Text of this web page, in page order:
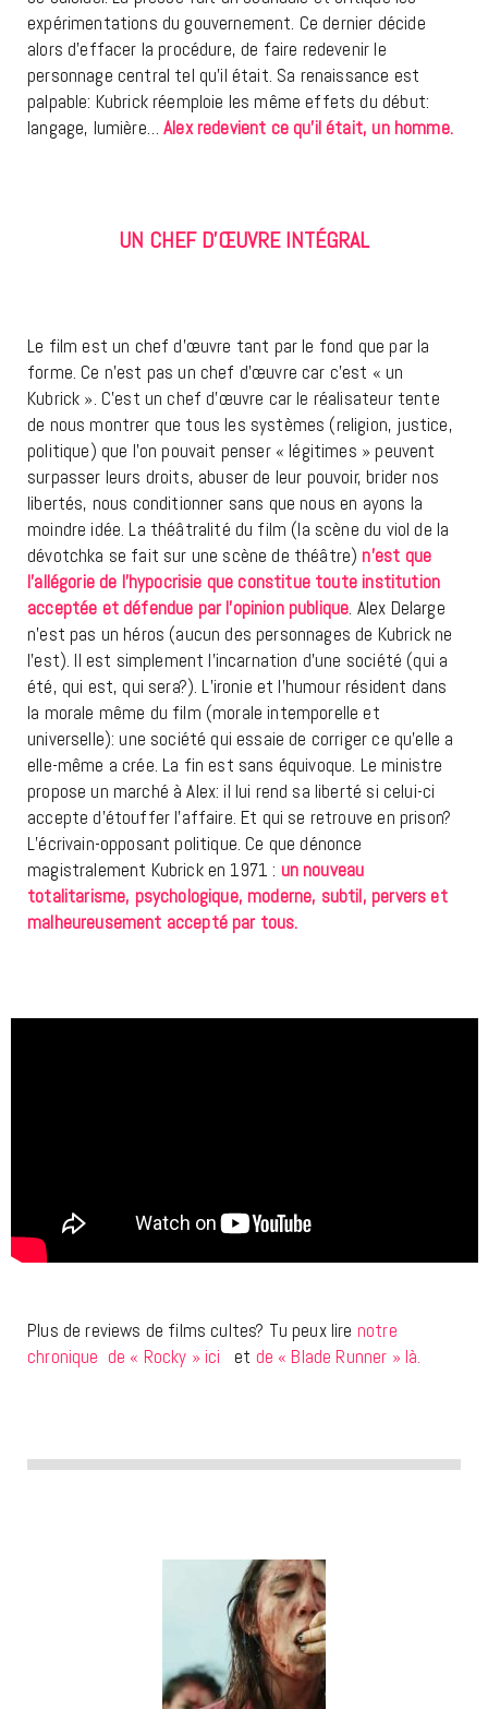
expérimentations du gouvernement. Ce dernier décide
alors d’effacer la procédure, de faire redevenir le
personnage central tel qu’il était. Sa renaissance est
palpable: Kubrick réemploie les même effets du début:
langage, lumière… Alex redevient ce qu’il était, un homme.
UN CHEF D’ŒUVRE INTÉGRAL
Le film est un chef d’œuvre tant par le fond que par la
forme. Ce n’est pas un chef d’œuvre car c’est « un
Kubrick ». C’est un chef d’œuvre car le réalisateur tente
de nous montrer que tous les systèmes (religion, justice,
politique) que l’on pouvait penser « légitimes » peuvent
surpasser leurs droits, abuser de leur pouvoir, brider nos
libertés, nous conditionner sans que nous en ayons la
moindre idée. La théâtralité du film (la scène du viol de la
dévotchka se fait sur une scène de théâtre) n’est que
l’allégorie de l’hypocrisie que constitue toute institution
acceptée et défendue par l’opinion publique. Alex Delarge
n’est pas un héros (aucun des personnages de Kubrick ne
l’est). Il est simplement l’incarnation d’une société (qui a
été, qui est, qui sera?). L’ironie et l’humour résident dans
la morale même du film (morale intemporelle et
universelle): une société qui essaie de corriger ce qu’elle a
elle-même a crée. La fin est sans équivoque. Le ministre
propose un marché à Alex: il lui rend sa liberté si celui-ci
accepte d’étouffer l’affaire. Et qui se retrouve en prison?
L’écrivain-opposant politique. Ce que dénonce
magistralement Kubrick en 1971 : un nouveau
totalitarisme, psychologique, moderne, subtil, pervers et
malheureusement accepté par tous.
Plus de reviews de films cultes? Tu peux lire notre
chronique de « Rocky » ici
et de « Blade Runner » là.